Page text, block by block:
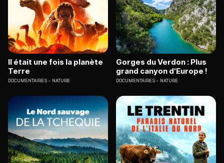
Il était une fois la planète
Terre
DOCUMENTAIRES NATURE
Gorges du Verdon : Plus
grand canyon d'Europe !
DOCUMENTAIRES NATURE